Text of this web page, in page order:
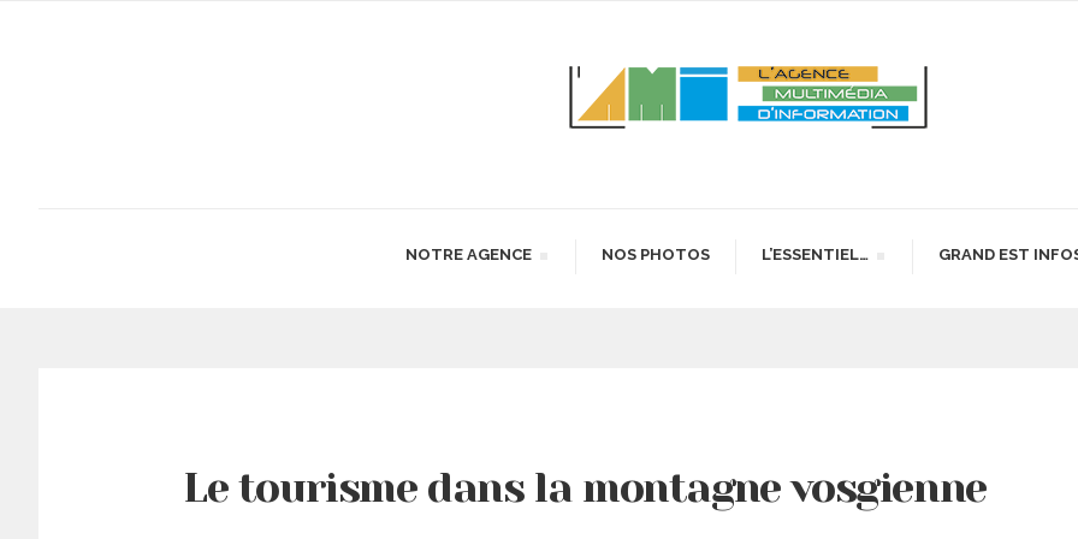
NOTRE AGENCE NOS PHOTOS L’ESSENTIEL… GRAND EST
Le tourisme dans la montagne vosgienne